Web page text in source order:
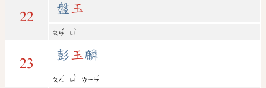
22
盤玉
ㄆㄢ
ˊ
ㄩ
ˋ
23
彭玉麟
ㄆㄥ
ˊ
ㄩ
ˋ
ㄌㄧㄣ
ˊ